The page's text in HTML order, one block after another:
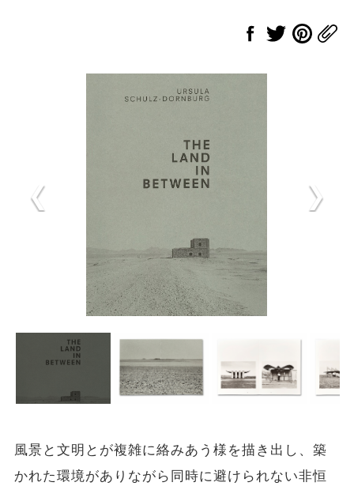
風景と文明とが複雑に絡みあう様を描き出し、築
かれた環境がありながら同時に避けられない非恒